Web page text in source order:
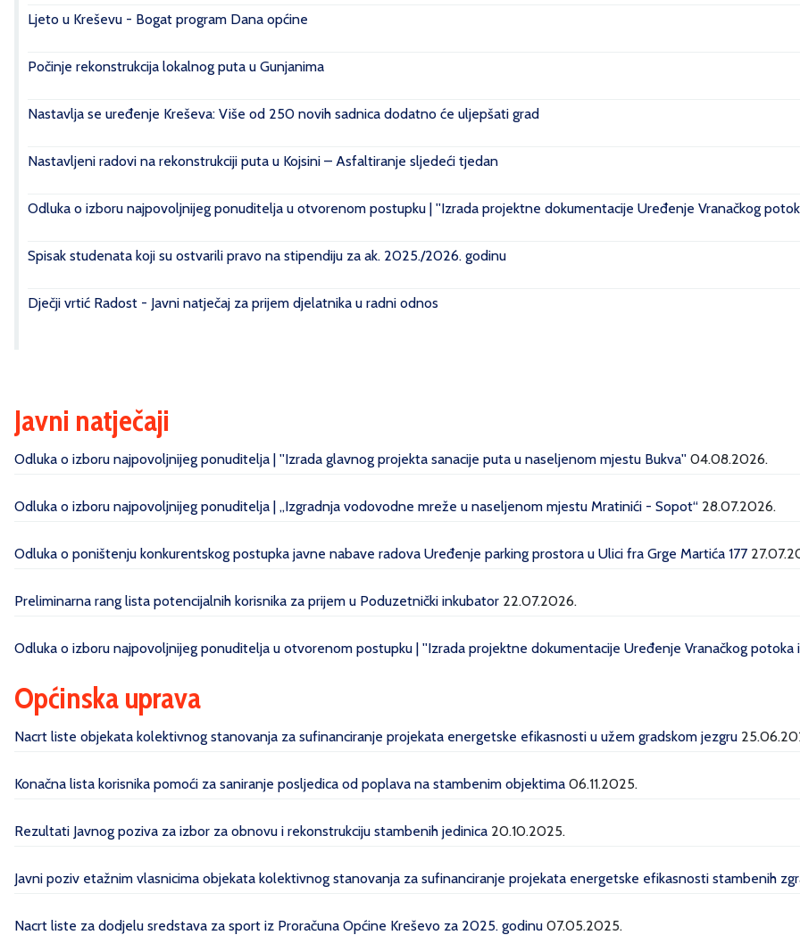
Ljeto u Kreševu - Bogat program Dana općine
Počinje rekonstrukcija lokalnog puta u Gunjanima
Nastavlja se uređenje Kreševa: Više od 250 novih sadnica dodatno će uljepšati grad
Nastavljeni radovi na rekonstrukciji puta u Kojsini – Asfaltiranje sljedeći tjedan
Odluka o izboru najpovoljnijeg ponuditelja u otvorenom postupku | ''Izrada projektne dokumentacije Uređenje Vranačkog
Spisak studenata koji su ostvarili pravo na stipendiju za ak. 2025./2026. godinu
Dječji vrtić Radost - Javni natječaj za prijem djelatnika u radni odnos
Javni natječaji
Odluka o izboru najpovoljnijeg ponuditelja | ''Izrada glavnog projekta sanacije puta u naseljenom mjestu Bukva'' 04.08.2026.
Odluka o izboru najpovoljnijeg ponuditelja | „Izgradnja vodovodne mreže u naseljenom mjestu Mratinići - Sopot“ 28.07.2026.
Odluka o poništenju konkurentskog postupka javne nabave radova Uređenje parking prostora u Ulici fra Grge Martića 177
Preliminarna rang lista potencijalnih korisnika za prijem u Poduzetnički inkubator 22.07.2026.
Odluka o izboru najpovoljnijeg ponuditelja u otvorenom postupku | ''Izrada projektne dokumentacije Uređenje Vranačkog potoka
Općinska uprava
Nacrt liste objekata kolektivnog stanovanja za sufinanciranje projekata energetske efikasnosti u užem gradskom jezgru
Konačna lista korisnika pomoći za saniranje posljedica od poplava na stambenim objektima 06.11.2025.
Rezultati Javnog poziva za izbor za obnovu i rekonstrukciju stambenih jedinica 20.10.2025.
Javni poziv etažnim vlasnicima objekata kolektivnog stanovanja za sufinanciranje projekata energetske efikasnosti stambenih
Nacrt liste za dodjelu sredstava za sport iz Proračuna Općine Kreševo za 2025. godinu 07.05.2025.